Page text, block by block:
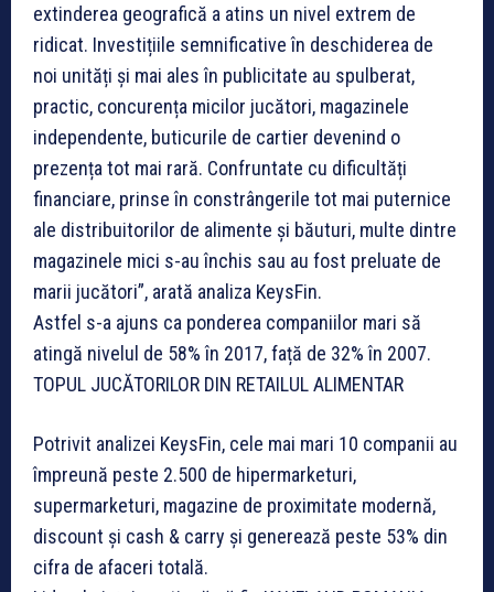
extinderea geografică a atins un nivel extrem de
ridicat. Investițiile semnificative în deschiderea de
noi unități și mai ales în publicitate au spulberat,
practic, concurența micilor jucători, magazinele
independente, buticurile de cartier devenind o
prezența tot mai rară. Confruntate cu dificultăți
financiare, prinse în constrângerile tot mai puternice
ale distribuitorilor de alimente și băuturi, multe dintre
magazinele mici s-au închis sau au fost preluate de
marii jucători”, arată analiza KeysFin.
Astfel s-a ajuns ca ponderea companiilor mari să
atingă nivelul de 58% în 2017, față de 32% în 2007.
TOPUL JUCĂTORILOR DIN RETAILUL ALIMENTAR
Potrivit analizei KeysFin, cele mai mari 10 companii au
împreună peste 2.500 de hipermarketuri,
supermarketuri, magazine de proximitate modernă,
discount şi cash & carry și generează peste 53% din
cifra de afaceri totală.